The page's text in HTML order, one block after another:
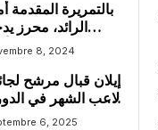
بالتمريرة المقدمة
الرائد، محرز
السباعي التاريخي
8, 2024
إيلان قبال مرشح
لاعب الشهر في
6, 2025